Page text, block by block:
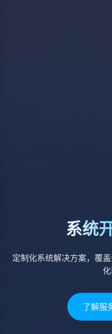
系统
定制化系统解决方案，覆
了解服